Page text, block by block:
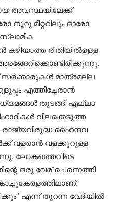
അവസ്ഥയിലേക്ക്
നൂറു മീറ്ററിലും ഓരോ
കഴിയാത്ത രീതിയിൽഉള്ള
സർക്കാരുകൾ മാത്രമല്ല
എത്തിച്ചേരാൻ
തുടങ്ങി എല്ലാ
വിലക്കെടുത്ത
ഹൈന്ദവ
വളരാൻ വളക്കൂറുള്ള
ലോകത്തെവിടെ
ഒരു വേര് ചെന്നെത്തി
എന്ന് തുറന്ന വേദിയിൽ